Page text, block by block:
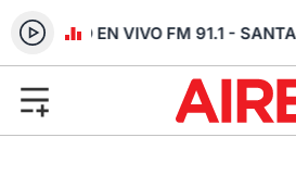
RADIO EN VIVO FM 91.1 - SANTA